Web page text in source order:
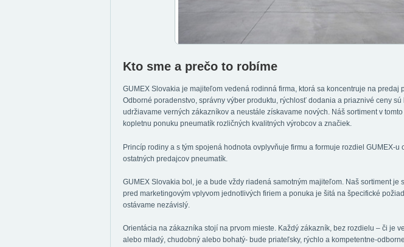
Kto sme a prečo to robíme
GUMEX Slovakia je majiteľom vedená rodinná firma, ktorá sa koncentruje na predaj
Odborné poradenstvo, správny výber produktu, rýchlosť dodania a priaznivé ceny
udržiavame verných zákazníkov a neustále získavame nových. Náš sortiment v
kopletnu ponuku pneumatík rozličných kvalitných výrobcov a značiek.
Princíp rodiny a s tým spojená hodnota ovplyvňuje firmu a formuje rozdiel GUMEX-u
ostatných predajcov pneumatík.
GUMEX Slovakia bol, je a bude vždy riadená samotným majiteľom. Naš sortiment je
pred marketingovým vplyvom jednotlivých firiem a ponuka je šitá na špecifické
ostávame nezávislý.
Orientácia na zákazníka stojí na prvom mieste. Každý zákazník, bez rozdielu – či je
alebo mladý, chudobný alebo bohatý- bude priateľsky, rýchlo a kompetentne-